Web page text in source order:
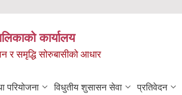
कार्यालय
र समृद्धि सोरुबासीको आधार
परियोजना विधुतीय शुसासन सेवा प्रतिवेदन